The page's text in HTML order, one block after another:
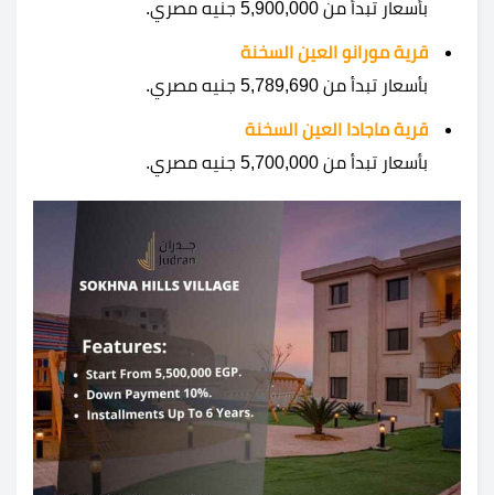
بأسعار تبدأ من 5,900,000 جنيه مصري.
قرية مورانو العين السخنة
بأسعار تبدأ من 5,789,690 جنيه مصري.
قرية ماجادا العين السخنة
بأسعار تبدأ من 5,700,000 جنيه مصري.